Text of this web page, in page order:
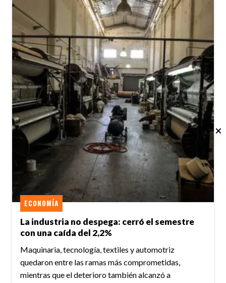
La industria no despega: cerró el semestre
con una caída del 2,2%
ECONOMÍA
Maquinaria, tecnología, textiles y automotriz
quedaron entre las ramas más comprometidas,
mientras que el deterioro también alcanzó a